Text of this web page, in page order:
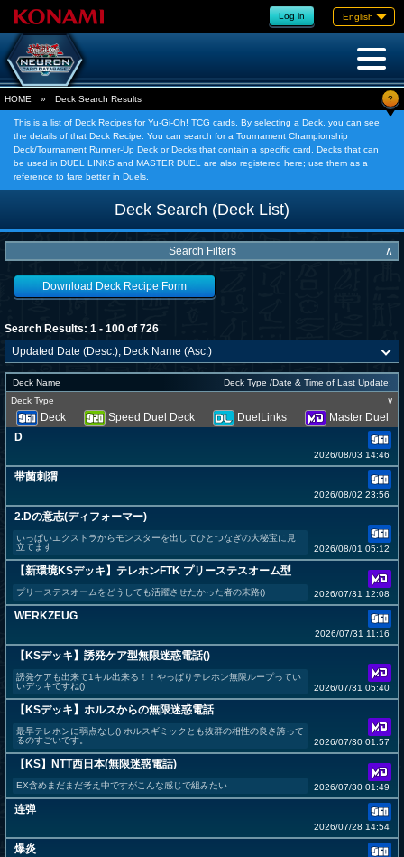
Log in English
HOME » Deck Search Results ?
This is a list of Deck Recipes for Yu-Gi-Oh! TCG cards. By selecting a Deck, you can see
the details of that Deck Recipe. You can search for a Tournament Championship
Deck/Tournament Runner-Up Deck or Decks that contain a specific card. Decks that can
be used in DUEL LINKS and MASTER DUEL are also registered here; use them as a
reference to fare better in Duels.
Deck Search (Deck List)
Search Filters ∧
Download Deck Recipe Form
Search Results: 1 - 100 of 726
Deck Name
Deck Type /Date & Time of Last Update:
Deck Type
∨
Deck Speed Duel Deck DuelLinks
Master Duel
D
2026/08/03 14:46
带菌刺猬
2026/08/02 23:56
2.Dの意志(ディフォーマー)
いっぱいエクストラからモンスターを出してひとつなぎの大秘宝に見
立てます
2026/08/01 05:12
【新環境KSデッキ】テレホンFTK プリーステスオーム型
プリーステスオームをどうしても活躍させたかった者の末路() 2026/07/31 12:08
WERKZEUG
2026/07/31 11:16
【KSデッキ】誘発ケア型無限迷惑電話()
誘発ケアも出来て1キル出来る！！やっぱりテレホン無限ループってい
いデッキですね()
2026/07/31 05:40
【KSデッキ】ホルスからの無限迷惑電話
最早テレホンに弱点なし() ホルスギミックとも抜群の相性の良さ誇って
るのすごいです。
2026/07/30 01:57
【KS】NTT西日本(無限迷惑電話)
EX含めまだまだ考え中ですがこんな感じで組みたい 2026/07/30 01:49
连弹
2026/07/28 14:54
爆炎